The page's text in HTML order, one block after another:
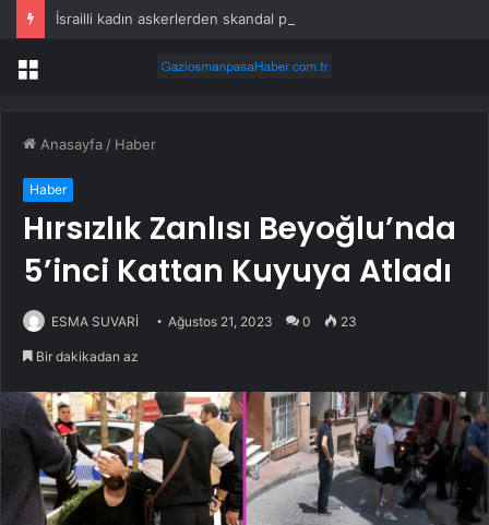
İsrailli kadın askerlerden skandal paylaşım
Menü
Anasayfa / Haber
Haber
Hırsızlık Zanlısı Beyoğlu’nda
5’inci Kattan Kuyuya Atladı
ESMA SUVARİ Ağustos 21, 2023 0 23
Bir dakikadan az